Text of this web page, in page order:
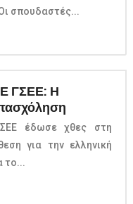
σπουδαστές...
ΓΣΕΕ: Η
έδωσε χθες στη
για την ελληνική
το...